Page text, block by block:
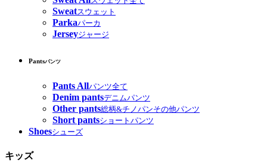
Sweatスウェット
Parkaパーカ
Jerseyジャージ
Pantsパンツ
Pants Allパンツ全て
Denim pantsデニムパンツ
Other pants総柄&チノパンその他パンツ
Short pantsショートパンツ
Shoesシューズ
キッズ